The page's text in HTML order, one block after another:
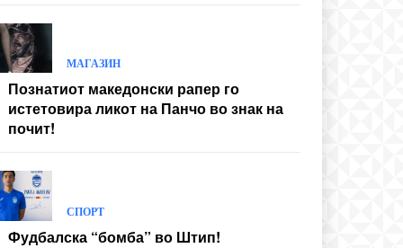
МАГАЗИН
Познатиот македонски рапер го
истетовира ликот на Панчо во знак на
почит!
СПОРТ
Фудбалска “бомба” во Штип!